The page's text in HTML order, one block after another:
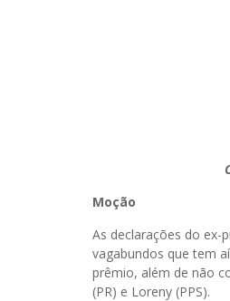
Moção
As declarações do ex-
vagabundos que tem
prêmio, além de não
(PR) e Loreny (PPS).